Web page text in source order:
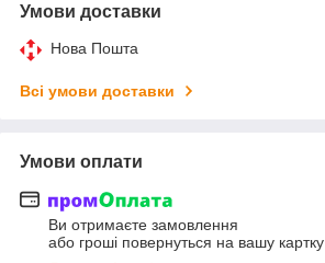
Умови доставки
Нова Пошта
Всі умови доставки
Умови оплати
Ви отримаєте замовлення
або гроші повернуться на вашу картку